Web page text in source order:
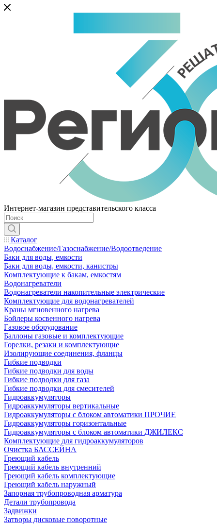
Интернет-магазин представительского класса
Каталог
Водоснабжение/Газоснабжение/Водоотведение
Баки для воды, емкости
Баки для воды, емкости, канистры
Комплектующие к бакам, емкостям
Водонагреватели
Водонагреватели накопительные электрические
Комплектующие для водонагревателей
Краны мгновенного нагрева
Бойлеры косвенного нагрева
Газовое оборудование
Баллоны газовые и комплектующие
Горелки, резаки и комплектующие
Изолирующие соединения, фланцы
Гибкие подводки
Гибкие подводки для воды
Гибкие подводки для газа
Гибкие подводки для смесителей
Гидроаккумуляторы
Гидроаккумуляторы вертикальные
Гидроаккумуляторы с блоком автоматики ПРОЧИЕ
Гидроаккумуляторы горизонтальные
Гидроаккумуляторы с блоком автоматики ДЖИЛЕКС
Комплектующие для гидроаккумуляторов
Очистка БАССЕЙНА
Греющий кабель
Греющий кабель внутренний
Греющий кабель комплектующие
Греющий кабель наружный
Запорная трубопроводная арматура
Детали трубопровода
Задвижки
Затворы дисковые поворотные